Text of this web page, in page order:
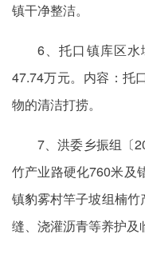
镇干净整洁。
6、托口镇库区
47.74万元。内容：托
物的清洁打捞。
7、洪委乡振组〔
竹产业路硬化760米及
镇豹雾村竿子坡组楠
缝、浇灌沥青等养护及